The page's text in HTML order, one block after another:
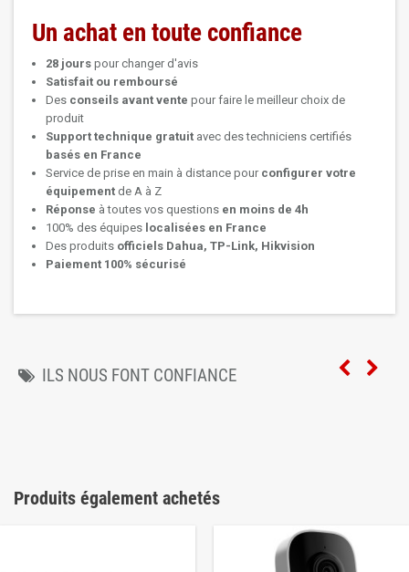
Un achat en toute confiance
28 jours pour changer d'avis
Satisfait ou remboursé
Des conseils avant vente pour faire le meilleur choix de
produit
Support technique gratuit avec des techniciens certifiés
basés en France
Service de prise en main à distance pour configurer votre
équipement de A à Z
Réponse à toutes vos questions en moins de 4h
100% des équipes localisées en France
Des produits officiels Dahua, TP-Link, Hikvision
Paiement 100% sécurisé
ILS NOUS FONT CONFIANCE
Produits également achetés